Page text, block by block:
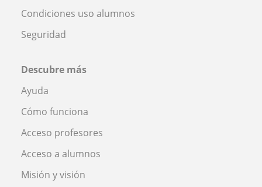
Condiciones uso alumnos
Seguridad
Descubre más
Ayuda
Cómo funciona
Acceso profesores
Acceso a alumnos
Misión y visión